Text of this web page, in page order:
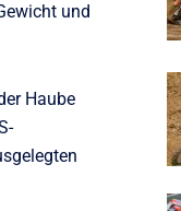
und
Haube